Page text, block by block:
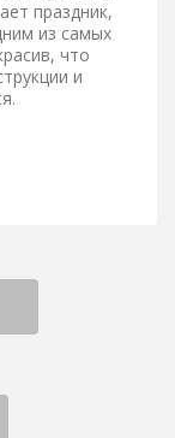
праздник,
из самых
что
и